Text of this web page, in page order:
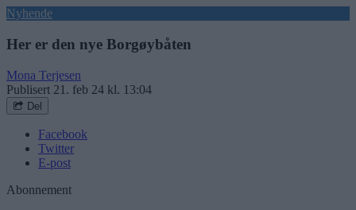
Nyhende
Her er den nye Borgøybåten
Mona Terjesen
Publisert 21. feb 24 kl. 13:04
Del
Facebook
Twitter
E-post
Abonnement